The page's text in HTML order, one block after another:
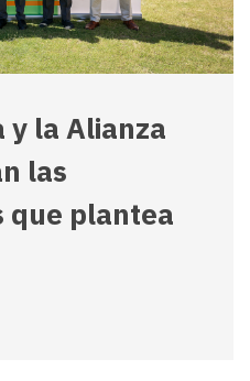
y la Alianza
las
que plantea